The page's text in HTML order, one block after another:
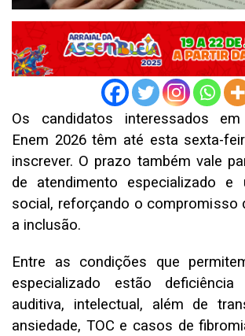
Os candidatos interessados
Enem 2026 têm até esta sexta-
inscrever. O prazo também vale
de atendimento especializado
social, reforçando o compromisso
a inclusão.
Entre as condições que
especializado estão
auditiva, intelectual, além de
ansiedade, TOC e casos de